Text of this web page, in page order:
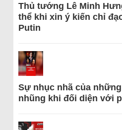
Thủ tướng Lê Minh
thể khi xin ý kiến chỉ
Putin
Sự nhục nhã của
nhũng khi đối diện với